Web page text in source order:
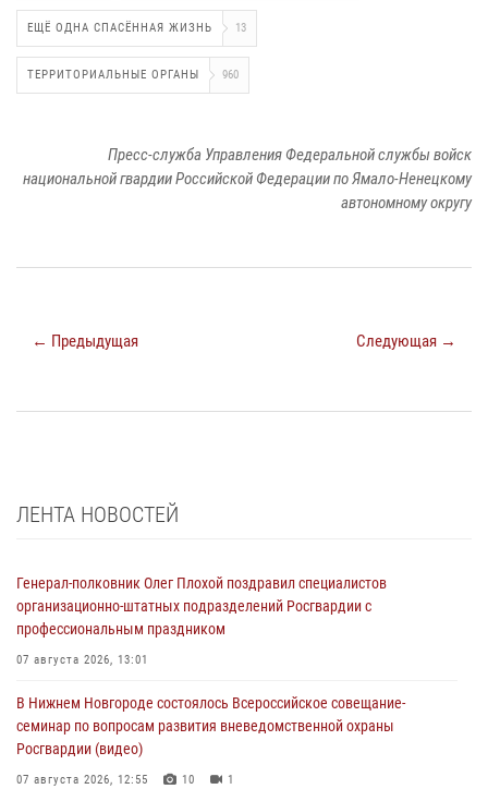
ЕЩЁ ОДНА СПАСЁННАЯ ЖИЗНЬ 13
ТЕРРИТОРИАЛЬНЫЕ ОРГАНЫ 960
Пресс-служба Управления Федеральной службы войск
национальной гвардии Российской Федерации по Ямало-Ненецкому
автономному округу
← Предыдущая Следующая →
ЛЕНТА НОВОСТЕЙ
Генерал-полковник Олег Плохой поздравил специалистов
организационно-штатных подразделений Росгвардии с
профессиональным праздником
07 августа 2026, 13:01
В Нижнем Новгороде состоялось Всероссийское совещание-
семинар по вопросам развития вневедомственной охраны
Росгвардии (видео)
07 августа 2026, 12:55 10 1